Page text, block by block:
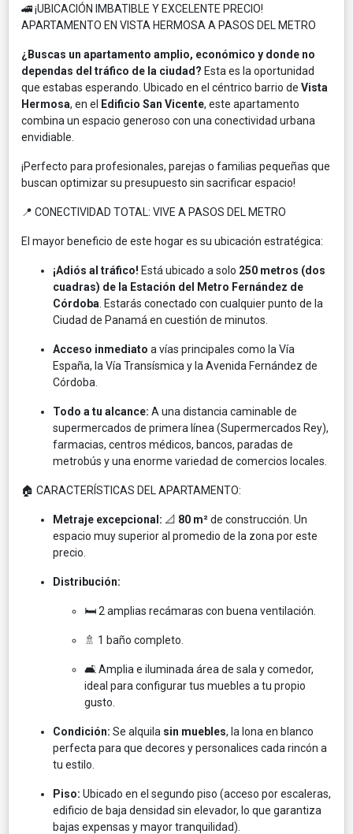
🚄 ¡UBICACIÓN IMBATIBLE Y EXCELENTE PRECIO!
APARTAMENTO EN VISTA HERMOSA A PASOS DEL METRO
¿Buscas un apartamento amplio, económico y donde no
dependas del tráfico de la ciudad? Esta es la oportunidad
que estabas esperando. Ubicado en el céntrico barrio de Vista
Hermosa, en el Edificio San Vicente, este apartamento
combina un espacio generoso con una conectividad urbana
envidiable.
¡Perfecto para profesionales, parejas o familias pequeñas que
buscan optimizar su presupuesto sin sacrificar espacio!
📍 CONECTIVIDAD TOTAL: VIVE A PASOS DEL METRO
El mayor beneficio de este hogar es su ubicación estratégica:
¡Adiós al tráfico! Está ubicado a solo 250 metros (dos
cuadras) de la Estación del Metro Fernández de
Córdoba . Estarás conectado con cualquier punto de la
Ciudad de Panamá en cuestión de minutos.
Acceso inmediato a vías principales como la Vía
España, la Vía Transísmica y la Avenida Fernández de
Córdoba.
Todo a tu alcance: A una distancia caminable de
supermercados de primera línea (Supermercados Rey),
farmacias, centros médicos, bancos, paradas de
metrobús y una enorme variedad de comercios locales.
🏠 CARACTERÍSTICAS DEL APARTAMENTO:
Metraje excepcional: 📐 80 m²de construcción. Un
espacio muy superior al promedio de la zona por este
precio.
Distribución:
🛏️ 2 amplias recámaras con buena ventilación.
🚿 1 baño completo.
🛋️ Amplia e iluminada área de sala y comedor,
ideal para configurar tus muebles a tu propio
gusto.
Condición: Se alquila sin muebles, la lona en blanco
perfecta para que decores y personalices cada rincón a
tu estilo.
Piso: Ubicado en el segundo piso (acceso por escaleras,
edificio de baja densidad sin elevador, lo que garantiza
bajas expensas y mayor tranquilidad).